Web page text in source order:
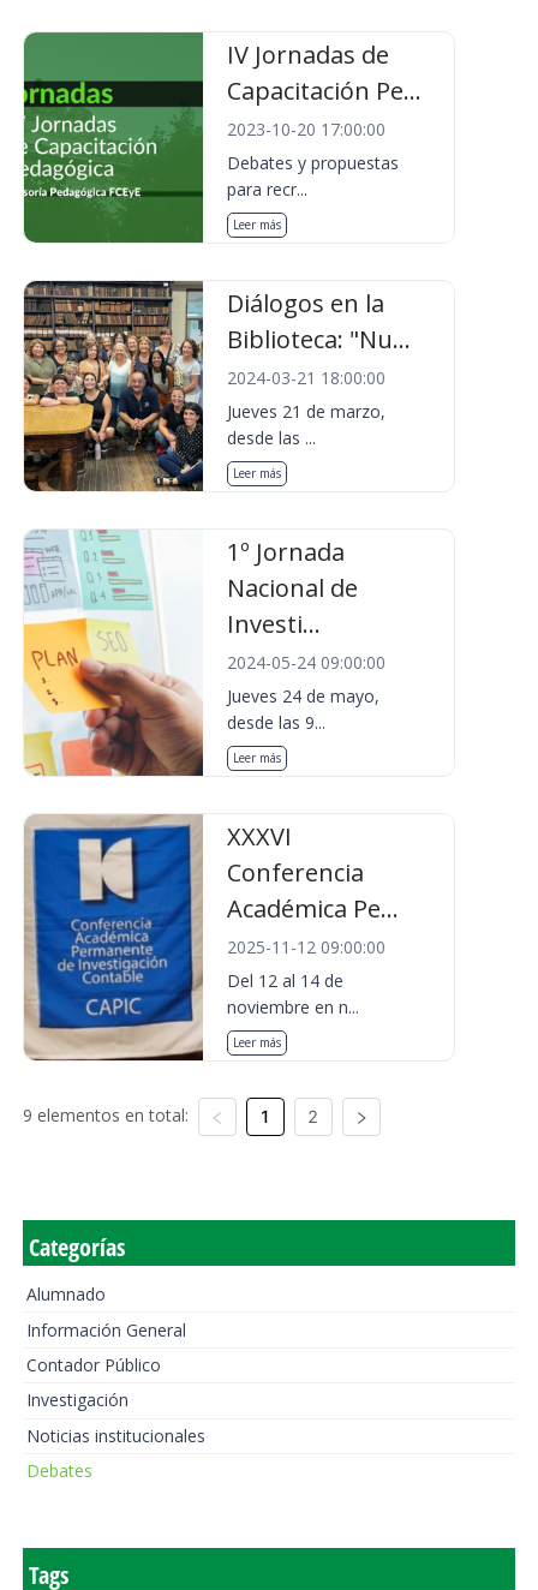
IV Jornadas de
Capacitación Pe...
2023-10-20 17:00:00
Debates y propuestas
para recr...
Leer más
Diálogos en la
Biblioteca: "Nu...
2024-03-21 18:00:00
Jueves 21 de marzo,
desde las ...
Leer más
1º Jornada
Nacional de
Investi...
2024-05-24 09:00:00
Jueves 24 de mayo,
desde las 9...
Leer más
XXXVI
Conferencia
Académica Pe...
2025-11-12 09:00:00
Del 12 al 14 de
noviembre en n...
Leer más
9 elementos en total: 1 2
Categorías
Alumnado
Información General
Contador Público
Investigación
Noticias institucionales
Debates
Tags